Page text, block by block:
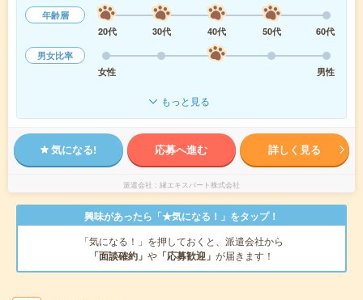
年齢層
20代
30代 40代 50代
60代
男女比率
女性
男性
もっと見る
気になる! 応募へ進む 詳しく見る
派遣会社 縁エキスパート株式会社
興味があったら「★気になる！」をタップ！
「気になる！」を押しておくと、派遣会社から
「面談確約」 や 「応募歓迎」 が届きます！